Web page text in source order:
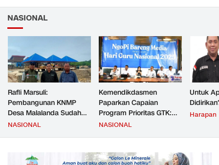
NASIONAL
Rafli Marsuli:
Pembangunan KNMP
Desa Malalanda Sudah
Mencapai 69 Persen dan
JMD dan JMF
NASIONAL
Kemendikdasmen
Paparkan Capaian
Program Prioritas GTK:
Kompetensi Meningkat,
NASIONAL
Untuk
Harapan